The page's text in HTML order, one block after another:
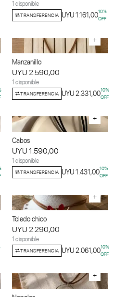
1 disponible
TRANSFERENCIA UYU 1.161,0010%
OFF
+
Manzanillo
UYU 2.590,00
1 disponible
TRANSFERENCIA UYU 2.331,0010%
OFF
+
Cabos
UYU 1.590,00
1 disponible
TRANSFERENCIA UYU 1.431,0010%
OFF
+
Toledo chico
UYU 2.290,00
1 disponible
TRANSFERENCIA UYU 2.061,0010%
OFF
+